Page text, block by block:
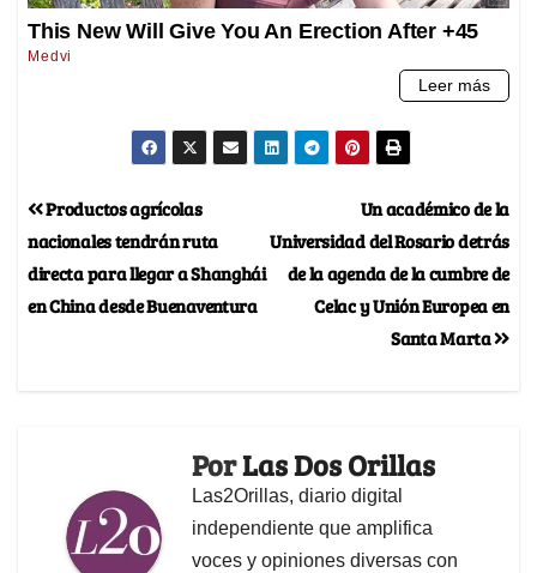
Un académico de la
Universidad del Rosario detrás
de la agenda de la cumbre de
Celac y Unión Europea en
Santa Marta
Productos agrícolas
nacionales tendrán ruta
directa para llegar a Shanghái
en China desde Buenaventura
PorLas Dos Orillas
Las2Orillas, diario digital
independiente que amplifica
voces y opiniones diversas con